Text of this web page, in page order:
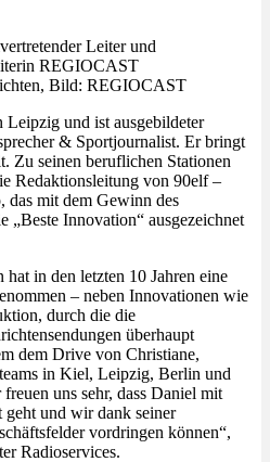
Leiter und
REGIOCAST
Bild: REGIOCAST
Leipzig und ist ausgebildeter
& Sportjournalist. Er bringt
Zu seinen beruflichen Stationen
Redaktionsleitung von 90elf –
das mit dem Gewinn des
„Beste Innovation“ ausgezeichnet
hat in den letzten 10 Jahren eine
– neben Innovationen wie
durch die die
überhaupt
dem Drive von Christiane,
in Kiel, Leipzig, Berlin und
uns sehr, dass Daniel mit
geht und wir dank seiner
vordringen können“,
Radioservices.